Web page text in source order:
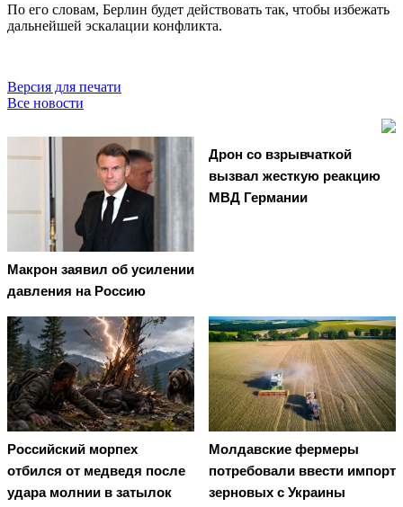
По его словам, Берлин будет действовать так, чтобы избежать
дальнейшей эскалации конфликта.
Версия для печати
Все новости
Макрон заявил об усилении
давления на Россию
Дрон со взрывчаткой
вызвал жесткую реакцию
МВД Германии
Российский морпех
отбился от медведя после
удара молнии в затылок
Молдавские фермеры
потребовали ввести импорт
зерновых с Украины